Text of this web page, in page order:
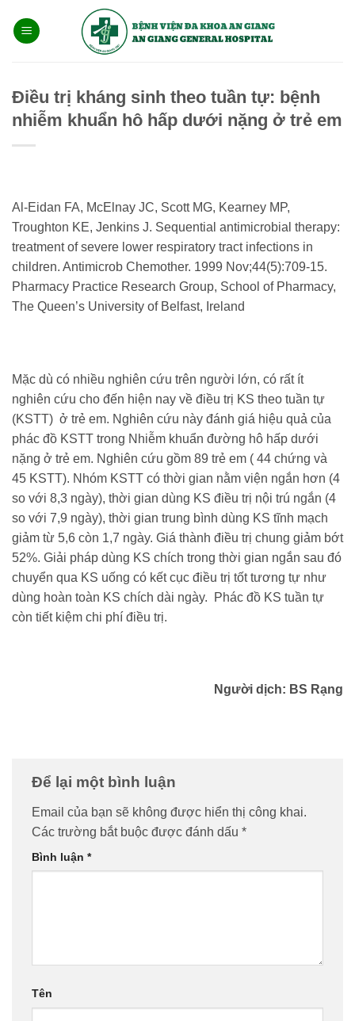
qua
Điều trị kháng sinh theo tuần tự: bệnh
nhiễm khuẩn hô hấp dưới nặng ở trẻ em
Al-Eidan FA, McElnay JC, Scott MG, Kearney MP,
Troughton KE, Jenkins J. Sequential antimicrobial therapy:
treatment of severe lower respiratory tract infections in
children. Antimicrob Chemother. 1999 Nov;44(5):709-15.
Pharmacy Practice Research Group, School of Pharmacy,
The Queen’s University of Belfast, Ireland
Mặc dù có nhiều nghiên cứu trên người lớn, có rất ít
nghiên cứu cho đến hiện nay về điều trị KS theo tuần tự
(KSTT) ở trẻ em. Nghiên cứu này đánh giá hiệu quả của
phác đồ KSTT trong Nhiễm khuẩn đường hô hấp dưới
nặng ở trẻ em. Nghiên cứu gồm 89 trẻ em ( 44 chứng và
45 KSTT). Nhóm KSTT có thời gian nằm viện ngắn hơn (4
so với 8,3 ngày), thời gian dùng KS điều trị nội trú ngắn (4
so với 7,9 ngày), thời gian trung bình dùng KS tĩnh mạch
giảm từ 5,6 còn 1,7 ngày. Giá thành điều trị chung giảm bớt
52%. Giải pháp dùng KS chích trong thời gian ngắn sau đó
chuyển qua KS uống có kết cục điều trị tốt tương tự như
dùng hoàn toàn KS chích dài ngày. Phác đồ KS tuần tự
còn tiết kiệm chi phí điều trị.
Người dịch: BS Rạng
Để lại một bình luận
Email của bạn sẽ không được hiển thị công khai.
Các trường bắt buộc được đánh dấu *
Bình luận *
Tên